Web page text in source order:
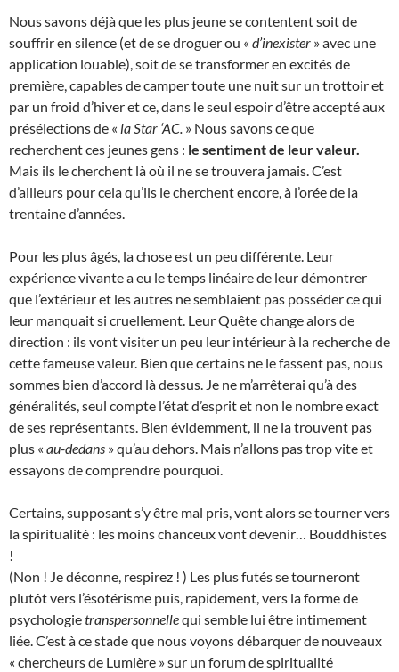
Nous savons déjà que les plus jeune se contentent soit de
souffrir en silence (et de se droguer ou « d’inexister » avec une
application louable), soit de se transformer en excités de
première, capables de camper toute une nuit sur un trottoir et
par un froid d’hiver et ce, dans le seul espoir d’être accepté aux
présélections de « la Star ‘AC. » Nous savons ce que
recherchent ces jeunes gens : le sentiment de leur valeur.
Mais ils le cherchent là où il ne se trouvera jamais. C’est
d’ailleurs pour cela qu’ils le cherchent encore, à l’orée de la
trentaine d’années.
Pour les plus âgés, la chose est un peu différente. Leur
expérience vivante a eu le temps linéaire de leur démontrer
que l’extérieur et les autres ne semblaient pas posséder ce qui
leur manquait si cruellement. Leur Quête change alors de
direction : ils vont visiter un peu leur intérieur à la recherche de
cette fameuse valeur. Bien que certains ne le fassent pas, nous
sommes bien d’accord là dessus. Je ne m’arrêterai qu’à des
généralités, seul compte l’état d’esprit et non le nombre exact
de ses représentants. Bien évidemment, il ne la trouvent pas
plus « au-dedans » qu’au dehors. Mais n’allons pas trop vite et
essayons de comprendre pourquoi.
Certains, supposant s’y être mal pris, vont alors se tourner vers
la spiritualité : les moins chanceux vont devenir… Bouddhistes
!
(Non ! Je déconne, respirez ! ) Les plus futés se tourneront
plutôt vers l’ésotérisme puis, rapidement, vers la forme de
psychologietranspersonnellequi semble lui être intimement
liée. C’est à ce stade que nous voyons débarquer de nouveaux
« chercheurs de Lumière » sur un forum de spiritualité